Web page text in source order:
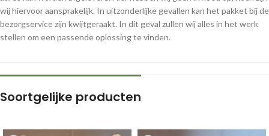
wij hiervoor aansprakelijk. In uitzonderlijke gevallen kan het pakket bij de
bezorgservice zijn kwijtgeraakt. In dit geval zullen wij alles in het werk
stellen om een passende oplossing te vinden.
Soortgelijke producten